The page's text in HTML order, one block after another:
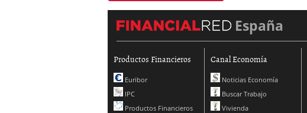
España
Productos Financieros
Euribor
IPC
Productos Financieros
Canal Economía
Noticias Economía
Buscar Trabajo
Vivienda